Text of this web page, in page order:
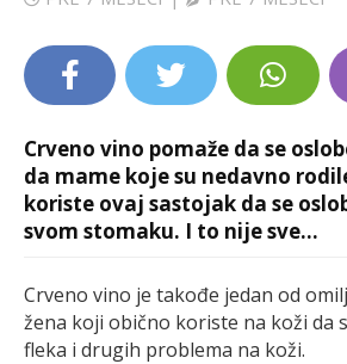
EXTRA
Crveno vino pomaže da se
da mame koje su nedavno
koriste ovaj sastojak da se
svom stomaku. I to nije sve...
Crveno vino je takođe jedan od
žena koji obično koriste na koži da
fleka i drugih problema na koži.